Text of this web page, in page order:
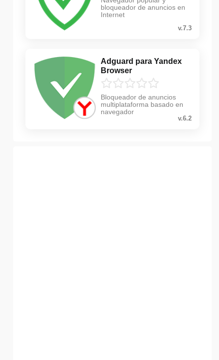
bloqueador de anuncios en
Internet
v.7.3
Adguard para Yandex
Browser
Bloqueador de anuncios
multiplataforma basado en
navegador
v.6.2